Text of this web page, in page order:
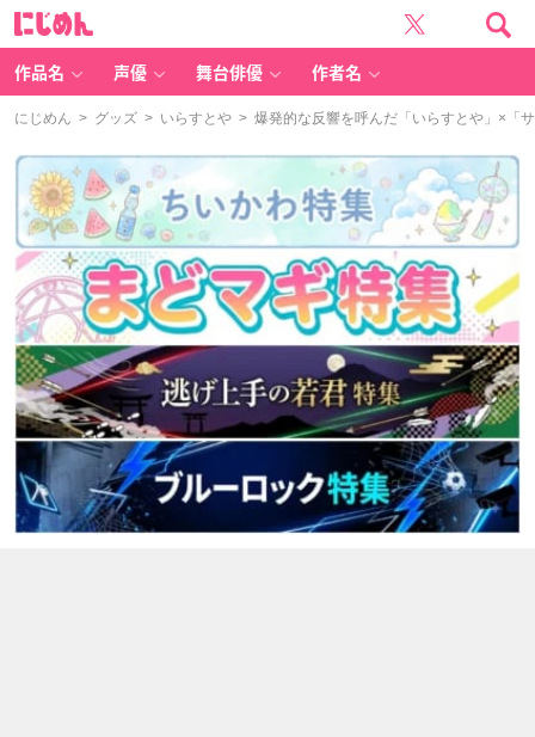
作品名 声優 舞台俳優 作者名
にじめん > グッズ > いらすとや > 爆発的な反響を呼んだ「いらすとや」×「